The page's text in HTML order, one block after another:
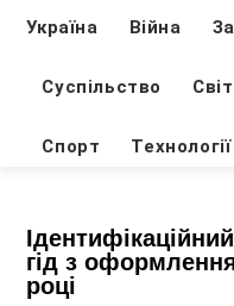
Україна Війна
Суспільство Світ
Спорт Технології
гід з
році